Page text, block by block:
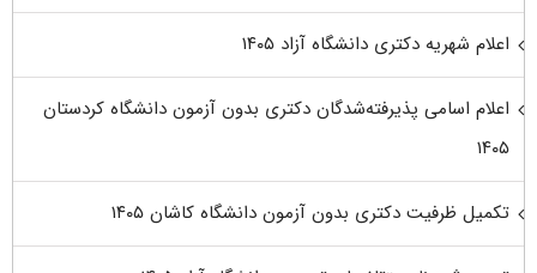
اعلام شهریه دکتری دانشگاه آزاد ۱۴۰۵
اعلام اسامی پذیرفته‌شدگان دکتری بدون آزمون دانشگاه کردستان
۱۴۰۵
تکمیل ظرفیت دکتری بدون آزمون دانشگاه کاشان ۱۴۰۵